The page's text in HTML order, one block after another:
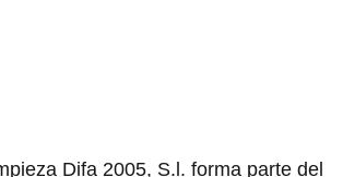
Difa 2005, S.l. forma parte del